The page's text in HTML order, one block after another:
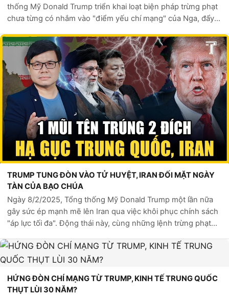
thống Mỹ Donald Trump triển khai loạt biện pháp trừng phạt
chưa từng có nhắm vào "điểm yếu chí mạng" của Nga, đẩy
chiến trường Ukraine.Áp...
TRUMP TUNG ĐÒN VÀO TỬ HUYỆT, IRAN ĐỐI MẶT NGÀY
TÀN CỦA BẠO CHÚA
Ngày 8/2/2025, Tổng thống Mỹ Donald Trump một lần nữa
gây sức ép mạnh mẽ lên Iran qua việc khôi phục chính sách
"áp lực tối đa". Động thái này, cùng những lệnh trừng phạt
các đối tác của họ, đ...
HỨNG ĐÒN CHÍ MẠNG TỪ TRUMP, KINH TẾ TRUNG QUỐC
THỤT LÙI 30 NĂM?